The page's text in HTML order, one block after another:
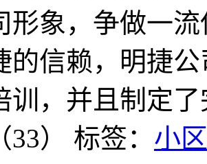
形象，争做一
的信赖，明捷
训，并且制定
33） 标签： 小